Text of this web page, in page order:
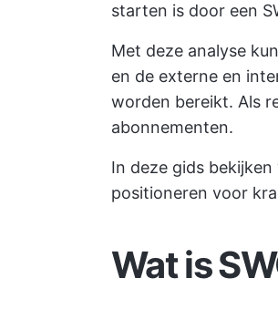
starten is door een
Met deze analyse
en de externe en
worden bereikt. Als
abonnementen.
In deze gids
positioneren voor
Wat is